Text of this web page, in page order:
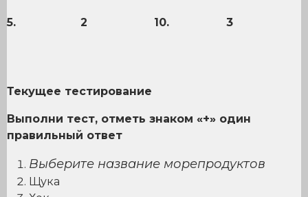
5. 2 10. 3
Текущее тестирование
Выполни тест, отметь знаком «+» один
правильный ответ
Выберите название морепродуктов
Щука